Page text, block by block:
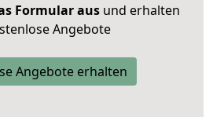
Formular ausund erhalten
Angebote
Angebote erhalten